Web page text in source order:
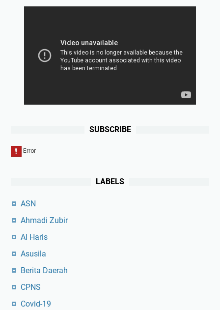
SUBSCRIBE
LABELS
ASN
Ahmadi Zubir
Al Haris
Asusila
Berita Daerah
CPNS
Covid-19